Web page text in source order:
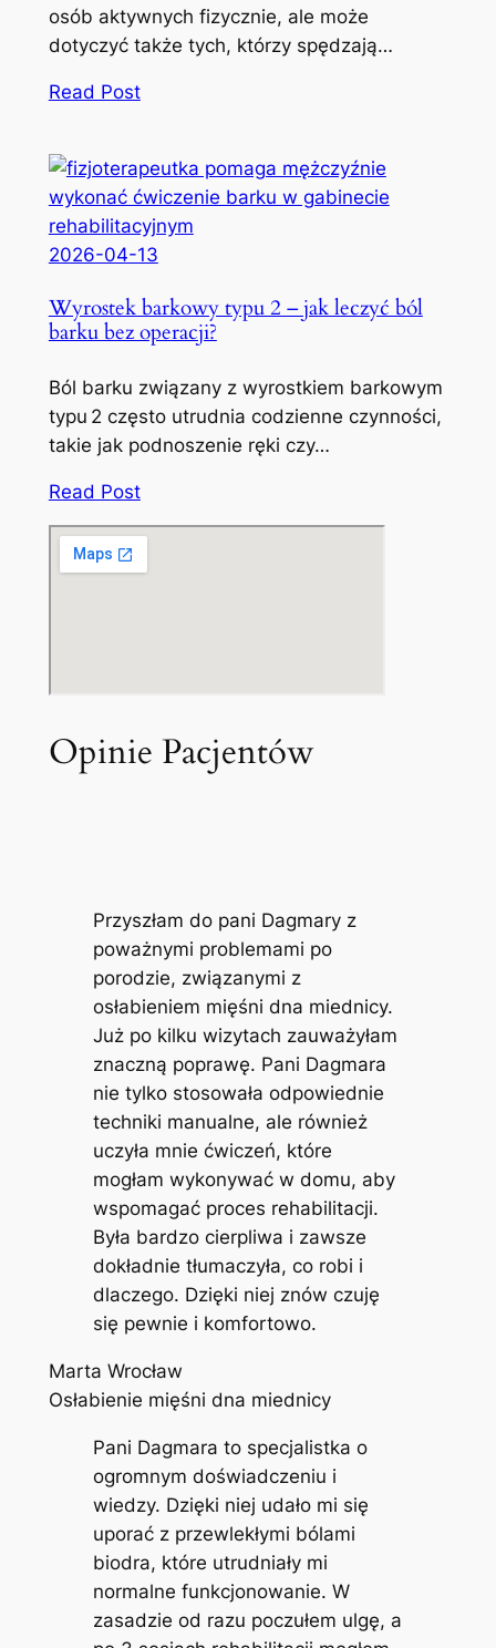
osób aktywnych fizycznie, ale może
dotyczyć także tych, którzy spędzają…
Read Post
2026-04-13
Wyrostek barkowy typu 2 – jak leczyć ból
barku bez operacji?
Ból barku związany z wyrostkiem barkowym
typu 2 często utrudnia codzienne czynności,
takie jak podnoszenie ręki czy…
Read Post
Opinie Pacjentów
Przyszłam do pani Dagmary z
poważnymi problemami po
porodzie, związanymi z
osłabieniem mięśni dna miednicy.
Już po kilku wizytach zauważyłam
znaczną poprawę. Pani Dagmara
nie tylko stosowała odpowiednie
techniki manualne, ale również
uczyła mnie ćwiczeń, które
mogłam wykonywać w domu, aby
wspomagać proces rehabilitacji.
Była bardzo cierpliwa i zawsze
dokładnie tłumaczyła, co robi i
dlaczego. Dzięki niej znów czuję
się pewnie i komfortowo.
Marta Wrocław
Osłabienie mięśni dna miednicy
Pani Dagmara to specjalistka o
ogromnym doświadczeniu i
wiedzy. Dzięki niej udało mi się
uporać z przewlekłymi bólami
biodra, które utrudniały mi
normalne funkcjonowanie. W
zasadzie od razu poczułem ulgę, a